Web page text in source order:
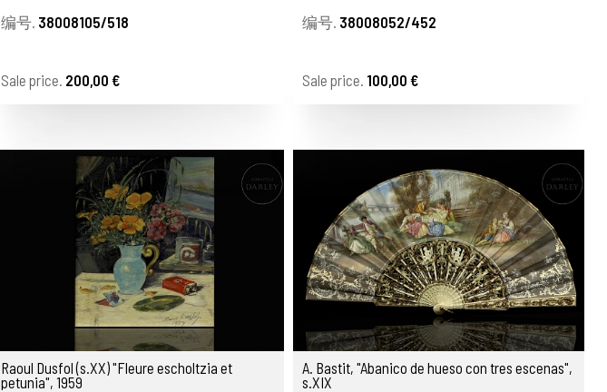
编号. 38008105/518
Sale price. 200,00 €
编号. 38008052/452
Sale price. 100,00 €
Raoul Dusfol (s.XX) "Fleure escholtzia et
petunia", 1959
A. Bastit, "Abanico de hueso con tres escenas",
s.XIX